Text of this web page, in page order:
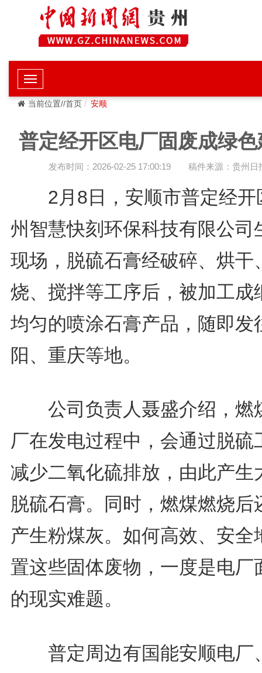
当前位置//首页 安顺
普定经开区电厂固废成绿
发布时间：2026-02-25 17:00:19 稿件来源：贵州日
2月8日，安顺市普定经开
州智慧快刻环保科技有限公司
现场，脱硫石膏经破碎、烘干
烧、搅拌等工序后，被加工成
均匀的喷涂石膏产品，随即发
阳、重庆等地。
公司负责人聂盛介绍，燃
厂在发电过程中，会通过脱硫
减少二氧化硫排放，由此产生
脱硫石膏。同时，燃煤燃烧后
产生粉煤灰。如何高效、安全
置这些固体废物，一度是电厂
的现实难题。
普定周边有国能安顺电厂